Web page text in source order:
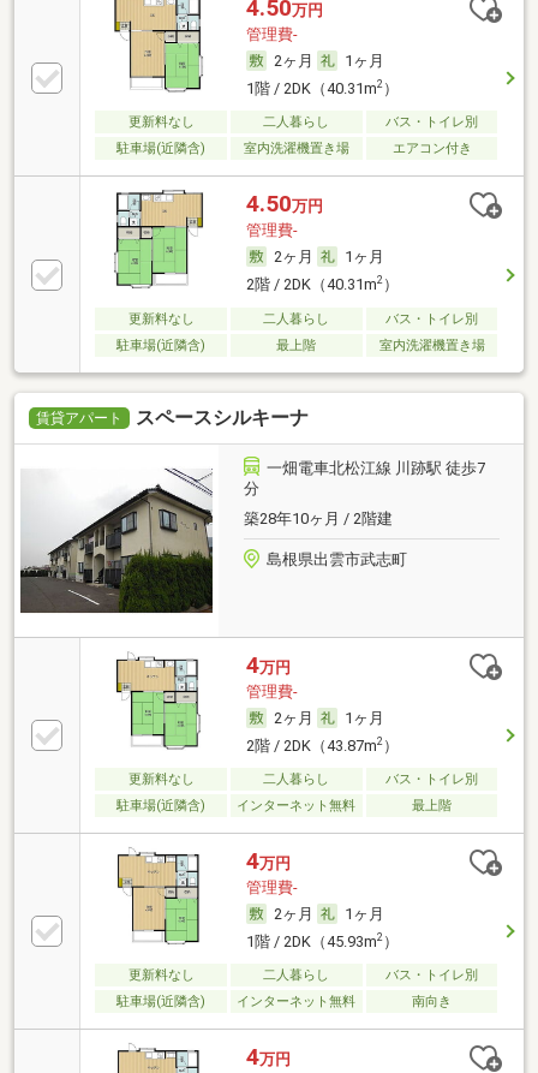
4.50万円
管理費-
2ヶ月
1ヶ月
1階 / 2DK（40.31m2）
更新料なし 二人暮らし
バス・トイレ別
駐車場(近隣含)
室内洗濯機置き場 エアコン付き
4.50万円
管理費-
2ヶ月
1ヶ月
2階 / 2DK（40.31m2）
更新料なし 二人暮らし
バス・トイレ別
駐車場(近隣含)
最上階 室内洗濯機置き場
賃貸アパート スペースシルキーナ
一畑電車北松江線 川跡駅 徒歩7
分
築28年10ヶ月 / 2階建
島根県出雲市武志町
4万円
管理費-
2ヶ月
1ヶ月
2階 / 2DK（43.87m2）
更新料なし 二人暮らし
バス・トイレ別
駐車場(近隣含)
インターネット無料 最上階
4万円
管理費-
2ヶ月
1ヶ月
1階 / 2DK（45.93m2）
更新料なし 二人暮らし
バス・トイレ別
駐車場(近隣含)
インターネット無料 南向き
4万円